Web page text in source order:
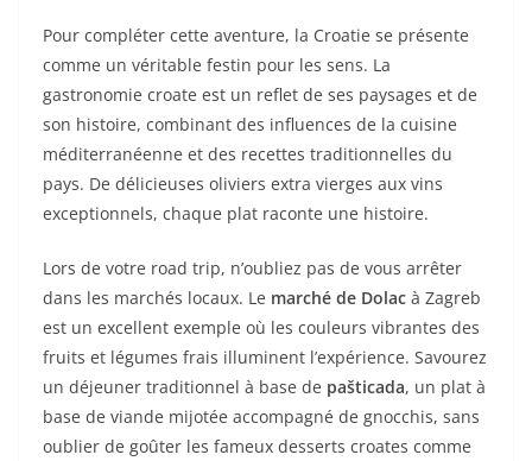
Pour compléter cette aventure, la Croatie se présente
comme un véritable festin pour les sens. La
gastronomie croate est un reflet de ses paysages et de
son histoire, combinant des influences de la cuisine
méditerranéenne et des recettes traditionnelles du
pays. De délicieuses oliviers extra vierges aux vins
exceptionnels, chaque plat raconte une histoire.
Lors de votre road trip, n’oubliez pas de vous arrêter
dans les marchés locaux. Le marché de Dolac à Zagreb
est un excellent exemple où les couleurs vibrantes des
fruits et légumes frais illuminent l’expérience. Savourez
un déjeuner traditionnel à base de pašticada, un plat à
base de viande mijotée accompagné de gnocchis, sans
oublier de goûter les fameux desserts croates comme